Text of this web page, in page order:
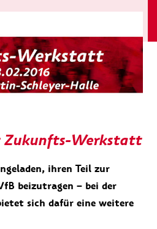
Zukunfts-Werkstatt
ihren Teil zur
beizutragen – bei der
sich dafür eine weitere